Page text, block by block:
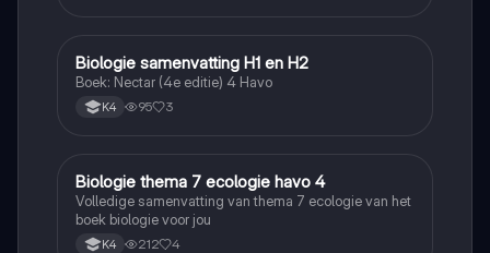
Biologie
Biologie samenvatting H1 en H2
Boek: Nectar (4e editie) 4 Havo
K4 95 3
Biologie
Biologie thema 7 ecologie havo 4
Volledige samenvatting van thema 7 ecologie van het
boek biologie voor jou
K4 212 4